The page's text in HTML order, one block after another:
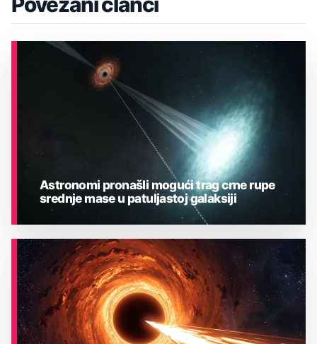
ASTRONOMIJA
Astronomi pronašli mogući trag crne rupe
srednje mase u patuljastoj galaksiji